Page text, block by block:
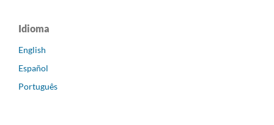
Idioma
English
Español
Português